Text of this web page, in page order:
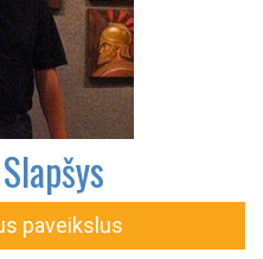
paveikslus
gimė 1962­ųjų birželio 17
gyventi į JAV, kur
pradėjo gyvendamas
m. pabaigos lankė dailės
ir meno konsultantą